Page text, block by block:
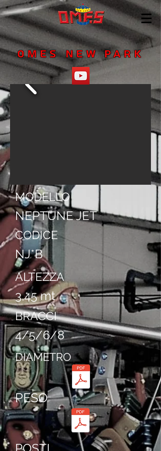
OMES NEW PARK
MODELLO
NEPTUNE JET
CODICE
NJ*B
ALTEZZA
3,45 mt
BRACCI
4/5/6/8
DIAMETRO
PESO